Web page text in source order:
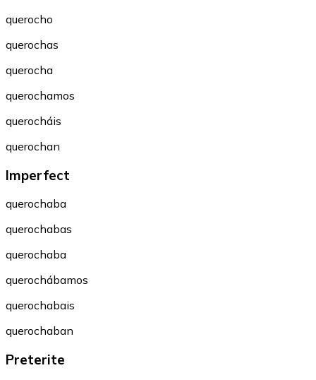
querocho
querochas
querocha
querochamos
querocháis
querochan
Imperfect
querochaba
querochabas
querochaba
querochábamos
querochabais
querochaban
Preterite